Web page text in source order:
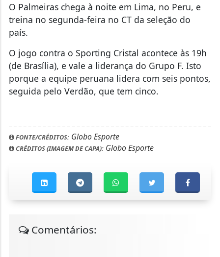
O Palmeiras chega à noite em Lima, no Peru, e
treina no segunda-feira no CT da seleção do
país.
O jogo contra o Sporting Cristal acontece às 19h
(de Brasília), e vale a liderança do Grupo F. Isto
porque a equipe peruana lidera com seis pontos,
seguida pelo Verdão, que tem cinco.
FONTE/CRÉDITOS:Globo Esporte
CRÉDITOS (IMAGEM DE CAPA):Globo Esporte
Comentários: